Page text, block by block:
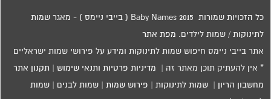
כל הזכויות שמורות 2015 Baby Names ( בייבי ניימס ) - מאגר שמות
לתינוקות / שמות לילדים. מפת אתר
אתר בייבי ניימס חיפוש שמות לתינוקות ומידע על פירושי שמות ישראליים
* אין להעתיק תוכן מאתר זה | מדיניות פרטיות ותנאי שימוש תקנון אתר
מחשבון הריון |שמות לתינוקות פירוש שמות |שמות לבנים |שמות